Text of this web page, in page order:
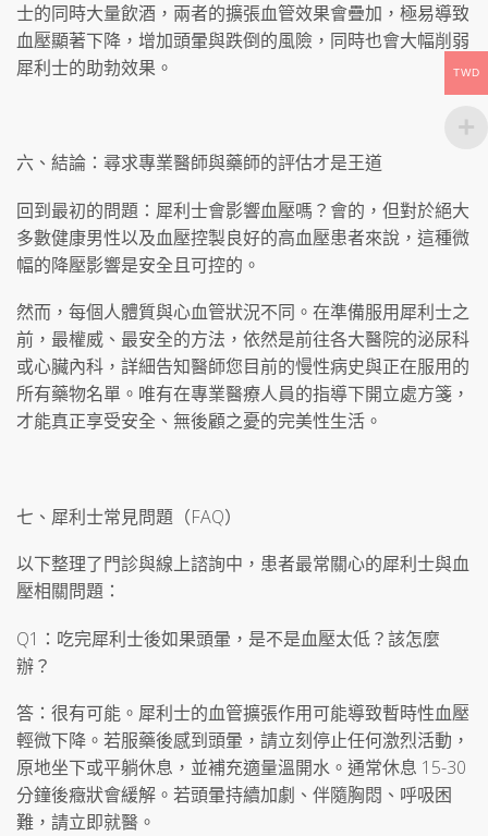
士的同時大量飲酒，兩者的擴張血管效果會疊加，極易導致
血壓顯著下降，增加頭暈與跌倒的風險，同時也會大幅削弱
犀利士的助勃效果。
六、結論：尋求專業醫師與藥師的評估才是王道
回到最初的問題：犀利士會影響血壓嗎？會的，但對於絕大
多數健康男性以及血壓控製良好的高血壓患者來說，這種微
幅的降壓影響是安全且可控的。
然而，每個人體質與心血管狀況不同。在準備服用犀利士之
前，最權威、最安全的方法，依然是前往各大醫院的泌尿科
或心臟內科，詳細告知醫師您目前的慢性病史與正在服用的
所有藥物名單。唯有在專業醫療人員的指導下開立處方箋，
才能真正享受安全、無後顧之憂的完美性生活。
七、犀利士常見問題（FAQ）
以下整理了門診與線上諮詢中，患者最常關心的犀利士與血
壓相關問題：
Q1：吃完犀利士後如果頭暈，是不是血壓太低？該怎麼
辦？
答：很有可能。犀利士的血管擴張作用可能導致暫時性血壓
輕微下降。若服藥後感到頭暈，請立刻停止任何激烈活動，
原地坐下或平躺休息，並補充適量溫開水。通常休息 15-30
分鐘後癥狀會緩解。若頭暈持續加劇、伴隨胸悶、呼吸困
難，請立即就醫。
TWD